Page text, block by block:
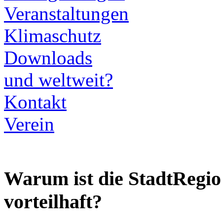
Veranstaltungen
Klimaschutz
Downloads
und weltweit?
Kontakt
Verein
Warum ist die
vorteilhaft?